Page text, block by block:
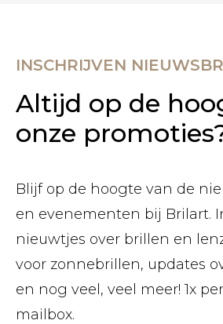
INSCHRIJVEN
Altijd op de
onze
Blijf op de hoogte van de
en evenementen bij Brilart.
nieuwtjes over brillen en
voor zonnebrillen, updates
en nog veel, veel meer! 1x
mailbox.